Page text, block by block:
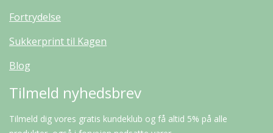
Fortrydelse
Sukkerprint til Kagen
Blog
Tilmeld nyhedsbrev
Tilmeld dig vores gratis kundeklub og få altid 5% på alle